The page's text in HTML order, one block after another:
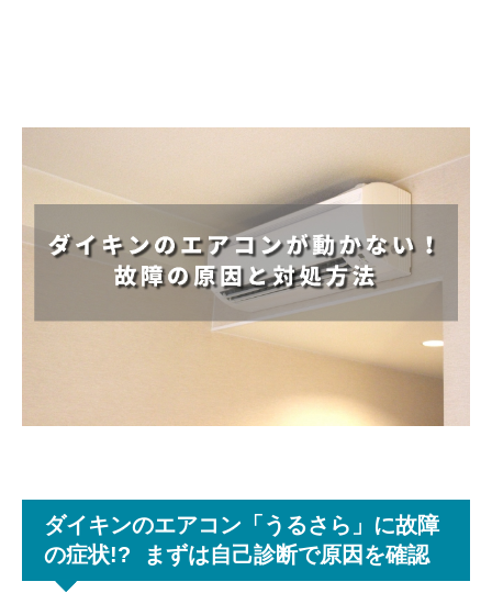
ダイキンのエアコン「うるさら」に故障
の症状!? まずは自己診断で原因を確認